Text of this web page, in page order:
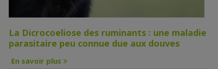
La Dicrocoeliose des ruminants : une maladie
parasitaire peu connue due aux douves
En savoir plus